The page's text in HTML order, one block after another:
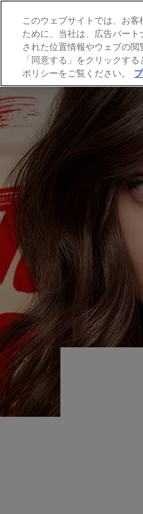
ヘアカラー
このウェブサイトでは、お
ために、当社は、広告パー
された位置情報やウェブの
「同意する」をクリックす
ポリシーをご覧ください。